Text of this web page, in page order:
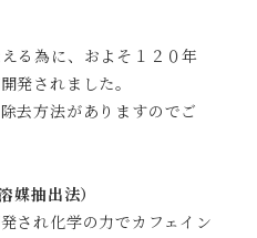
る為に、およそ１２０年
発されました。
去方法がありますのでご
媒抽出法）
され化学の力でカフェイン